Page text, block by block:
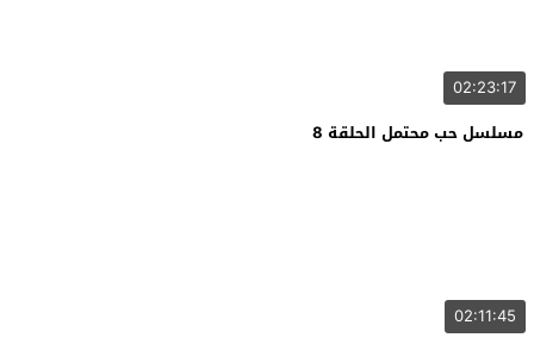
02:23:17
مسلسل حب محتمل الحلقة 8
02:11:45